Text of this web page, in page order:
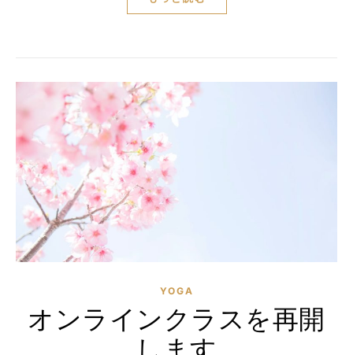
YOGA
オンラインクラスを再開